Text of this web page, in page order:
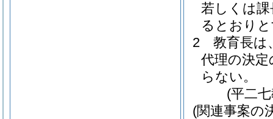
若しくは
るとおり
2
教育長は
代理の決
らない。
(平二
(関連事案の